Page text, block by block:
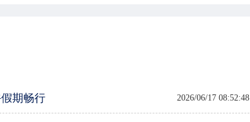
期畅行 2026/06/17 08:52:48